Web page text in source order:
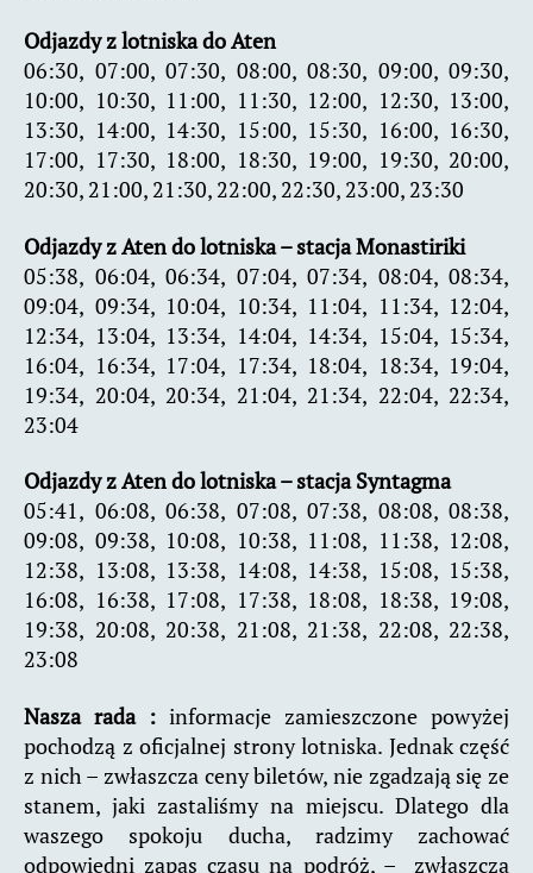
Odjazdy z lotniska do Aten
06:30, 07:00, 07:30, 08:00, 08:30, 09:00, 09:30,
10:00, 10:30, 11:00, 11:30, 12:00, 12:30, 13:00,
13:30, 14:00, 14:30, 15:00, 15:30, 16:00, 16:30,
17:00, 17:30, 18:00, 18:30, 19:00, 19:30, 20:00,
20:30, 21:00, 21:30, 22:00, 22:30, 23:00, 23:30
Odjazdy z Aten do lotniska – stacja Monastiriki
05:38, 06:04, 06:34, 07:04, 07:34, 08:04, 08:34,
09:04, 09:34, 10:04, 10:34, 11:04, 11:34, 12:04,
12:34, 13:04, 13:34, 14:04, 14:34, 15:04, 15:34,
16:04, 16:34, 17:04, 17:34, 18:04, 18:34, 19:04,
19:34, 20:04, 20:34, 21:04, 21:34, 22:04, 22:34,
23:04
Odjazdy z Aten do lotniska – stacja Syntagma
05:41, 06:08, 06:38, 07:08, 07:38, 08:08, 08:38,
09:08, 09:38, 10:08, 10:38, 11:08, 11:38, 12:08,
12:38, 13:08, 13:38, 14:08, 14:38, 15:08, 15:38,
16:08, 16:38, 17:08, 17:38, 18:08, 18:38, 19:08,
19:38, 20:08, 20:38, 21:08, 21:38, 22:08, 22:38,
23:08
Nasza rada : informacje zamieszczone powyżej
pochodzą z oficjalnej strony lotniska. Jednak część
z nich – zwłaszcza ceny biletów, nie zgadzają się ze
stanem, jaki zastaliśmy na miejscu. Dlatego dla
waszego spokoju ducha, radzimy zachować
odpowiedni zapas czasu na podróż, – zwłaszcza